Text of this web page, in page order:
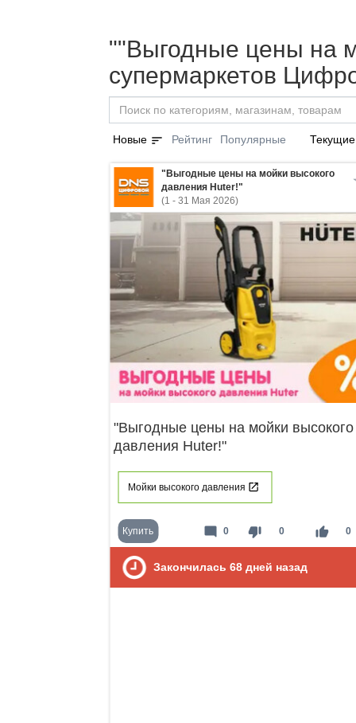
""Выгодные цены на
супермаркетов
Новые sort Рейтинг Популярные Текущие
"Выгодные цены на мойки высокого
давления Huter!"
(1 - 31 Мая 2026)
"Выгодные цены на мойки высокого
давления Huter!"
Мойки высокого давления
Купить thumb_down 0 thumb_up 0
mode_comment 0
Закончилась 68 дней назад